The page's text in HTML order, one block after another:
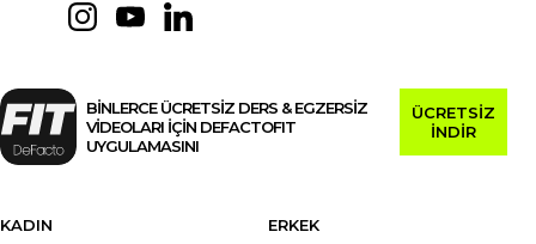
BİNLERCE ÜCRETSİZ DERS & EGZERSİZ
VİDEOLARI İÇİN DEFACTOFIT
UYGULAMASINI
ÜCRETSİZ
İNDİR
KADIN
ERKEK